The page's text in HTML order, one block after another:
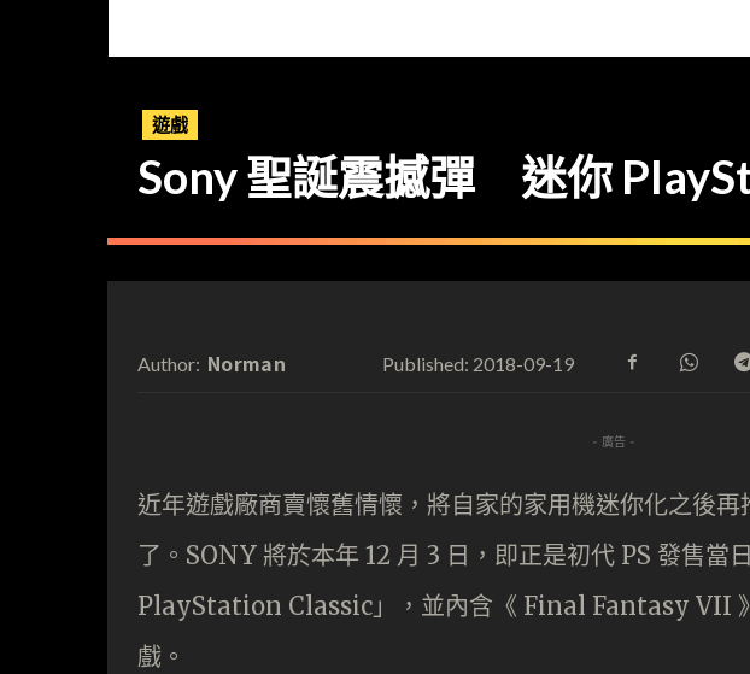
遊戲
Sony 聖誕震撼彈 迷你
Author: Norman Published: 2018-09-19
- 廣告 -
近年遊戲廠商賣懷舊情懷，將自家的家用機迷你化之後
了。SONY 將於本年 12 月 3 日，即正是初代 PS 發售當
PlayStation Classic」，並內含《 Final Fantasy VII
戲。